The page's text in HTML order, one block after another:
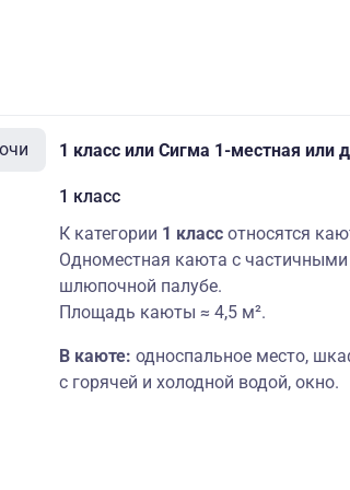
1 класс или Сигма 1-местная или
1 класс
К категории 1 класс относятся
Одноместная каюта с
шлюпочной палубе.
Площадь каюты ≈ 4,5 м².
В каюте: односпальное место,
с горячей и холодной водой, окно.